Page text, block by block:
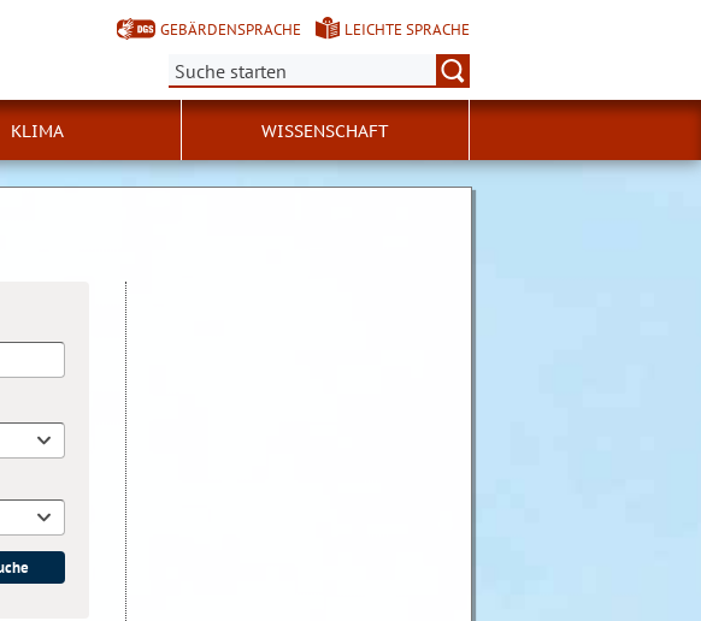
GEBÄRDENSPRACHE
LEICHTE SPRACHE
Suche:
KLIMA WISSENSCHAFT